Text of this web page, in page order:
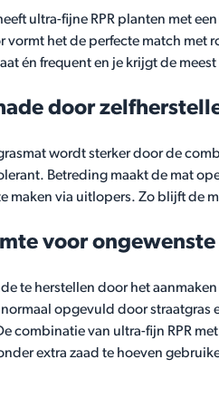
ultra-fijne RPR planten met
vormt het de perfecte match met
én frequent en je krijgt de
door
wordt sterker door de
Betreding maakt de mat
maken via uitlopers. Zo blijft de
voor
te herstellen door het
opgevuld door straatgras
combinatie van ultra-fijn RPR
extra zaad te hoeven